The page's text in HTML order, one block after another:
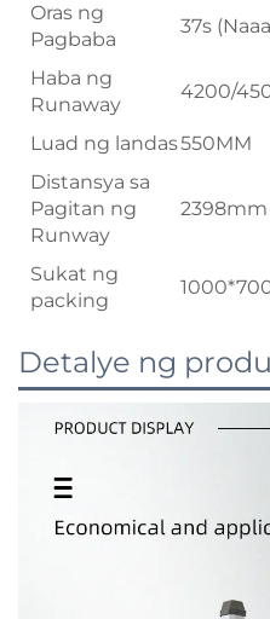
Oras ng
Pagbaba
37s
Haba ng
Runaway
4200/
Luad ng landas550MM
Distansya sa
Pagitan ng
Runway
2398mm
Sukat ng
packing
Detalye ng